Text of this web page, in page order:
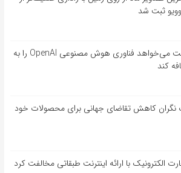
ثبت شد
مایکروسافت می‌خواهد فناوری هوش مصنوعی OpenAI را به
کند
کاهش تقاضای جهانی برای محصولات خود
الکترونیک با ارائه اینترنت طبقاتی مخالفت کرد